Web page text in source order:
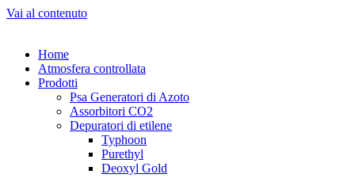
Vai al contenuto
Home
Atmosfera controllata
Prodotti
Psa Generatori di Azoto
Assorbitori CO2
Depuratori di etilene
Typhoon
Purethyl
Deoxyl Gold